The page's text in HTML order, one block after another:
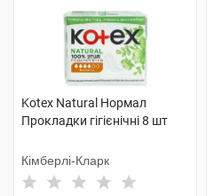
Kotex Natural Нормал
Прокладки гігієнічні 8 шт
Кімберлі-Кларк